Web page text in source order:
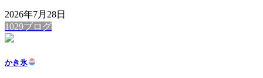
2026年7月28日
1029ブログ
かき氷